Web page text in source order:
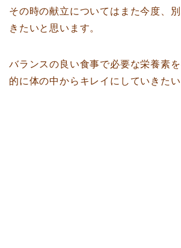
その時の献立についてはまた今度、
きたいと思います。
バランスの良い食事で必要な栄養素
的に体の中からキレイにしていきたい